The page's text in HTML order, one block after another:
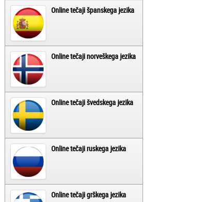
Online tečaji španskega jezika
Online tečaji norveškega jezika
Online tečaji švedskega jezika
Online tečaji ruskega jezika
Online tečaji grškega jezika